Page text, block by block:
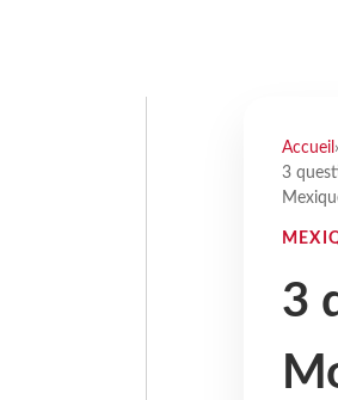
Accueil ›
3
3